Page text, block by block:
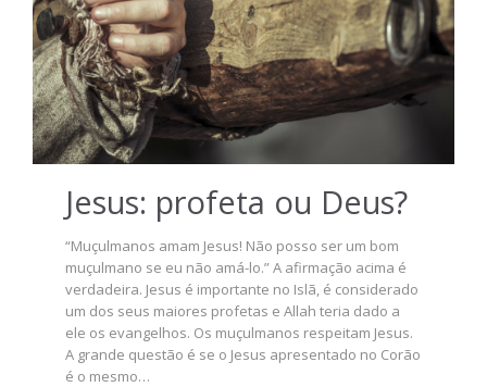
Jesus: profeta ou Deus?
“Muçulmanos amam Jesus! Não posso ser um bom
muçulmano se eu não amá-lo.” A afirmação acima é
verdadeira. Jesus é importante no Islã, é considerado
um dos seus maiores profetas e Allah teria dado a
ele os evangelhos. Os muçulmanos respeitam Jesus.
A grande questão é se o Jesus apresentado no Corão
é o mesmo…